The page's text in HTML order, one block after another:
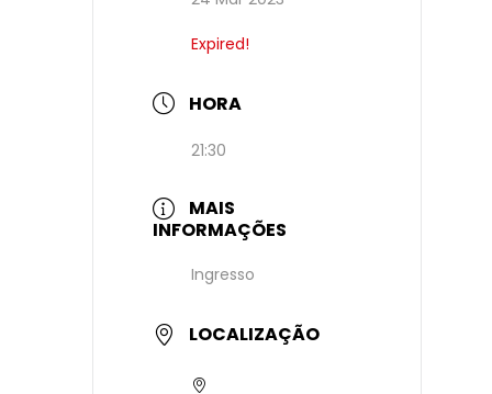
Expired!
HORA
21:30
MAIS
INFORMAÇÕES
Ingresso
LOCALIZAÇÃO